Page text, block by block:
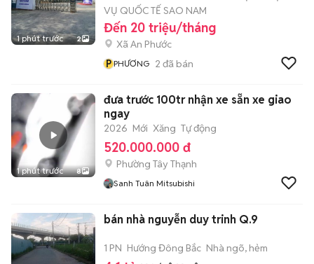
1 phút trước 2
VỤ QUỐC TẾ SAO NAM
Đến 20 triệu/tháng
Xã An Phước
P PHƯƠNG 2 đã bán
1 phút trước 8
đưa trước 100tr nhận xe sẵn xe giao
ngay
2026 Mới Xăng Tự động
520.000.000 đ
Phường Tây Thạnh
Sanh Tuân Mitsubishi
bán nhà nguyễn duy trinh Q.9
1 PN Hướng Đông Bắc Nhà ngõ, hẻm